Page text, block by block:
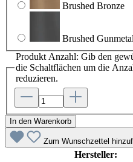
Brushed Bronze
Brushed
Produkt Anzahl: Gib den
die Schaltflächen um die
reduzieren.
In den Warenkorb
Zum Wunschzettel
Hersteller: